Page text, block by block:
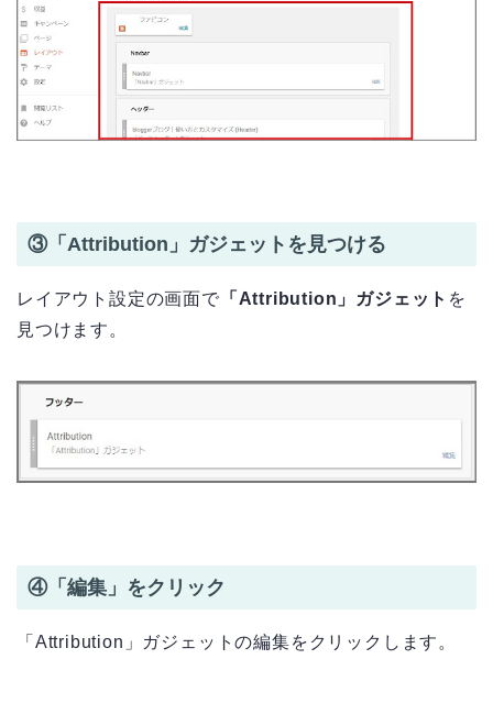
③「Attribution」ガジェットを見つける
レイアウト設定の画面で 「Attribution」ガジェット を
見つけます。
④「編集」をクリック
「Attribution」ガジェットの編集をクリックします。